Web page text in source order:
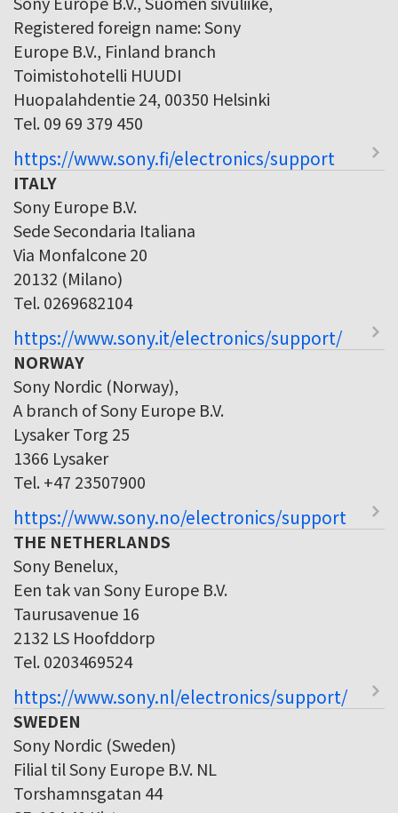
Registered foreign name: Sony
Europe B.V., Finland branch
Toimistohotelli HUUDI
Huopalahdentie 24, 00350 Helsinki
Tel. 09 69 379 450
https://www.sony.fi/electronics/support
ITALY
Sony Europe B.V.
Sede Secondaria Italiana
Via Monfalcone 20
20132 (Milano)
Tel. 0269682104
https://www.sony.it/electronics/support/
NORWAY
Sony Nordic (Norway),
A branch of Sony Europe B.V.
Lysaker Torg 25
1366 Lysaker
Tel. +47 23507900
https://www.sony.no/electronics/support
THE NETHERLANDS
Sony Benelux,
Een tak van Sony Europe B.V.
Taurusavenue 16
2132 LS Hoofddorp
Tel. 0203469524
https://www.sony.nl/electronics/support/
SWEDEN
Sony Nordic (Sweden)
Filial til Sony Europe B.V. NL
Torshamnsgatan 44